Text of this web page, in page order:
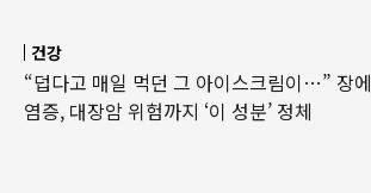
건강
“덥다고 매일 먹던 그 아이스크림이…” 장에
염증, 대장암 위험까지 ‘이 성분’ 정체